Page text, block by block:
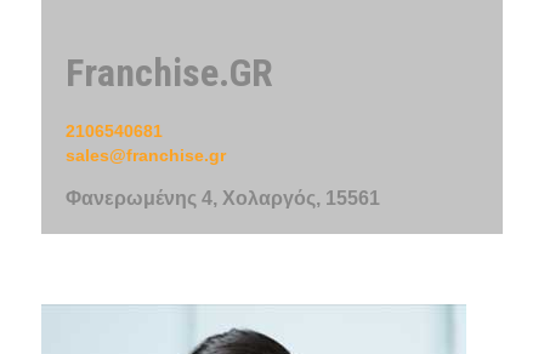
Franchise.GR
2106540681
sales@franchise.gr
Φανερωμένης 4, Χολαργός, 15561